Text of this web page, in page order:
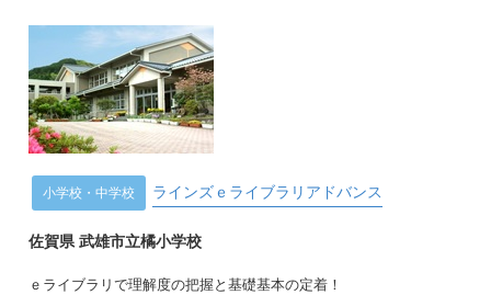
小学校・中学校 ラインズｅライブラリアドバンス
佐賀県 武雄市立橘小学校
ｅライブラリで理解度の把握と基礎基本の定着！